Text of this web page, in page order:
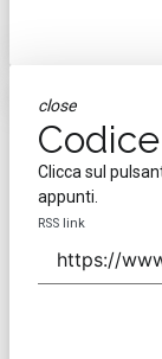
close
Clicca sul
appunti.
RSS link